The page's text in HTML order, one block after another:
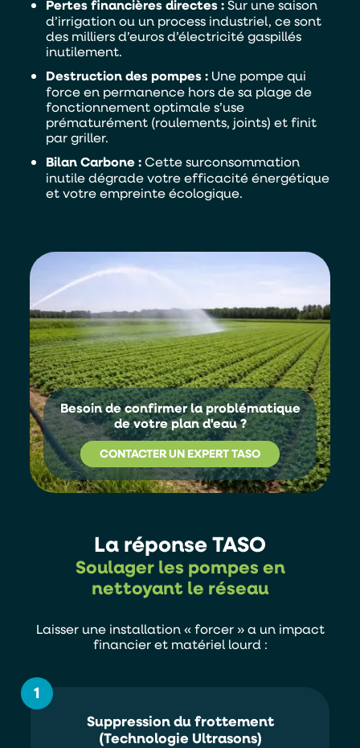
Je souhaite être contacter par :
ENVOYER
Alternative:
Besoin de confirmer la problématique
de votre plan d'eau ?
CONTACTER UN EXPERT TASO
Pertes financières directes :Sur une saison
d’irrigation ou un process industriel, ce sont
des milliers d’euros d’électricité gaspillés
inutilement.
Destruction des pompes : Une pompe qui
force en permanence hors de sa plage de
fonctionnement optimale s’use
prématurément (roulements, joints) et finit
par griller.
Bilan Carbone :Cette surconsommation
inutile dégrade votre efficacité énergétique
et votre empreinte écologique.
La réponse TASO
Soulager les pompes en
nettoyant le réseau
Laisser une installation « forcer » a un impact
financier et matériel lourd :
1
Suppression du frottement
(Technologie Ultrasons)